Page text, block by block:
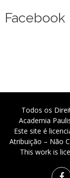
Facebook
Todos os
Academia
Este site é
Atribuição – Não
This work is